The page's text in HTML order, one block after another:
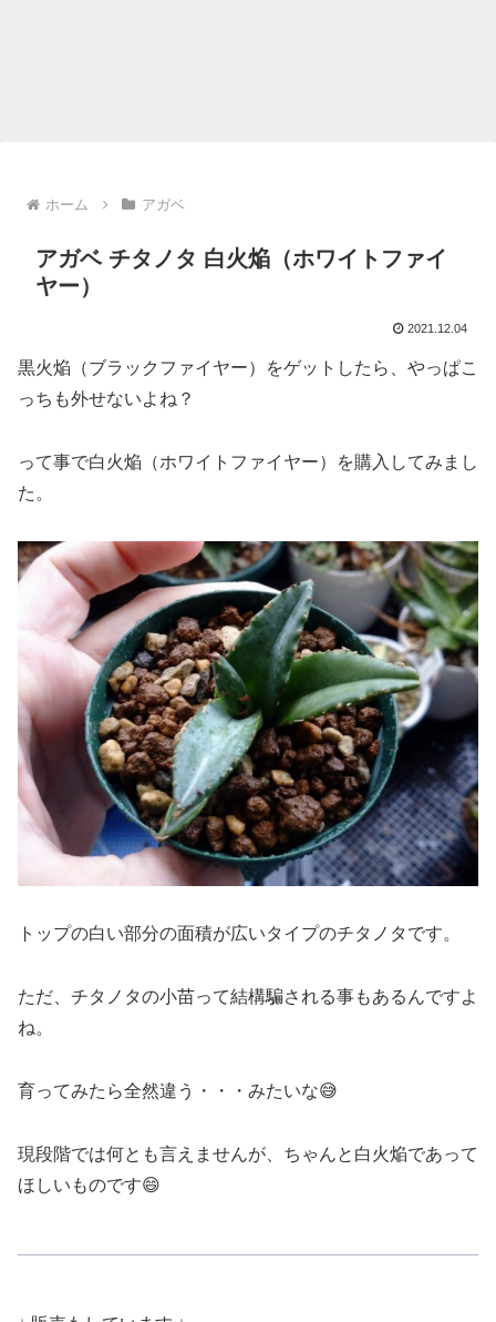
ホーム アガベ
アガベ チタノタ 白火焔（ホワイトファイ
ヤー）
2021.12.04
黒火焔（ブラックファイヤー）をゲットしたら、やっぱこ
っちも外せないよね？
って事で白火焔（ホワイトファイヤー）を購入してみまし
た。
トップの白い部分の面積が広いタイプのチタノタです。
ただ、チタノタの小苗って結構騙される事もあるんですよ
ね。
育ってみたら全然違う・・・みたいな😅
現段階では何とも言えませんが、ちゃんと白火焔であって
ほしいものです😄